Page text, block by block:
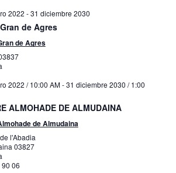
2022 -31 diciembre 2030
de Agres
de Agres
2022 / 10:00 AM-31 diciembre 2030 / 1:00
ALMOHADE DE ALMUDAINA
de Almudaina
l'Abadia
03827
06